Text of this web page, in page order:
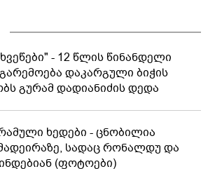
- 12 წლის წინანდელი
დაკარგული ბიჭის
გურამ დადიანიძის დედა
ხედები - ცნობილია
სადაც რონალდუ და
(ფოტოები)